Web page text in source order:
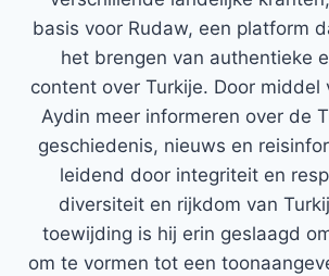
basis voor Rudaw, een platform
het brengen van authentieke
content over Turkije. Door middel
Aydin meer informeren over de
geschiedenis, nieuws en
leidend door integriteit en
diversiteit en rijkdom van
toewijding is hij erin geslaagd
om te vormen tot een